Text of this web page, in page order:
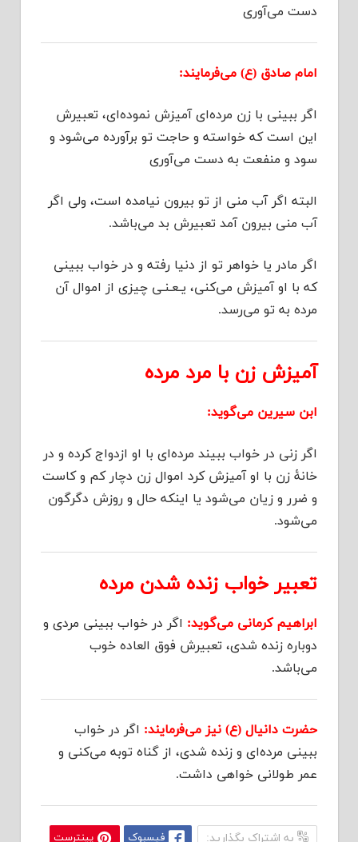
دست می‌آوری
امام صادق (ع) می‌فرمایند:
اگر ببینی با زن مرده‌ای آمیزش نموده‌ای، تعبیرش
این است که خواسته و حاجت تو برآورده می‌شود و
سود و منفعت به دست می‌آوری
البته اگر آب منی از تو بیرون نیامده است، ولی اگر
آب منی بیرون آمد تعبیرش بد می‌باشد.
اگر مادر یا خواهر تو از دنیا رفته و در خواب ببینی
که با او آمیزش می‌کنی، یـعـنـی چیزی از اموال آن
مرده به تو می‌رسد.
آمیزش زن با مرد مرده
ابن سیرین می‌گوید:
اگر زنی در خواب ببیند مرده‌ای با او ازدواج کرده و در
خانۀ زن با او آمیزش کرد اموال زن دچار کم و کاست
و ضرر و زیان می‌شود یا اینکه حال و روزش دگرگون
می‌شود.
تعبیر خواب زنده شدن مرده
ابراهیم کرمانی می‌گوید: اگر در خواب ببینی مردی و
دوباره زنده شدی، تعبیرش فوق العاده خوب
می‌باشد.
حضرت دانیال (ع) نیز می‌فرمایند: اگر در خواب
ببینی مرده‌ای و زنده شدی، از گناه توبه می‌کنی و
عمر طولانی خواهی داشت.
به اشتراک بگذارید: فیسبوک پینترست